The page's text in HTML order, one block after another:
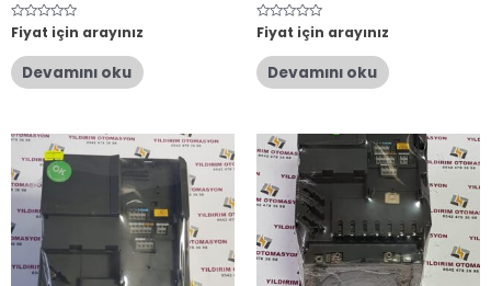
5
üzerinden
oy
aldı
Fiyat için arayınız
Devamını oku
5
üzerinden
oy
aldı
Fiyat için arayınız
Devamını oku